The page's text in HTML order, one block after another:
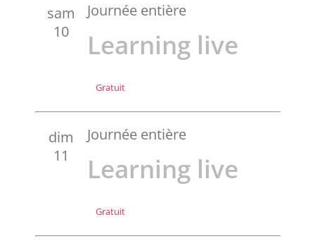
sam
10
Journée entière
Learning live
Gratuit
dim
11
Journée entière
Learning live
Gratuit